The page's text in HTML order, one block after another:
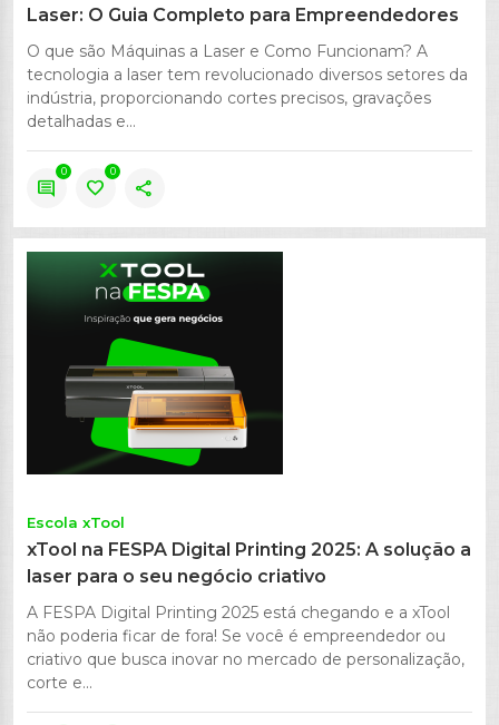
Laser: O Guia Completo para Empreendedores
O que são Máquinas a Laser e Como Funcionam? A
tecnologia a laser tem revolucionado diversos setores da
indústria, proporcionando cortes precisos, gravações
detalhadas e...
comment
0
favorite
0
share
Escola xTool
xTool na FESPA Digital Printing 2025: A solução a
laser para o seu negócio criativo
A FESPA Digital Printing 2025 está chegando e a xTool
não poderia ficar de fora! Se você é empreendedor ou
criativo que busca inovar no mercado de personalização,
corte e...